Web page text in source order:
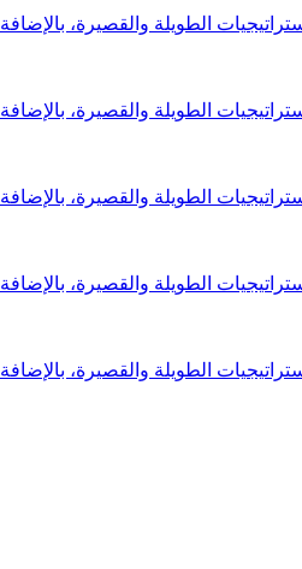
الطويلة والقصيرة،
الطويلة والقصيرة،
الطويلة والقصيرة،
الطويلة والقصيرة،
الطويلة والقصيرة،